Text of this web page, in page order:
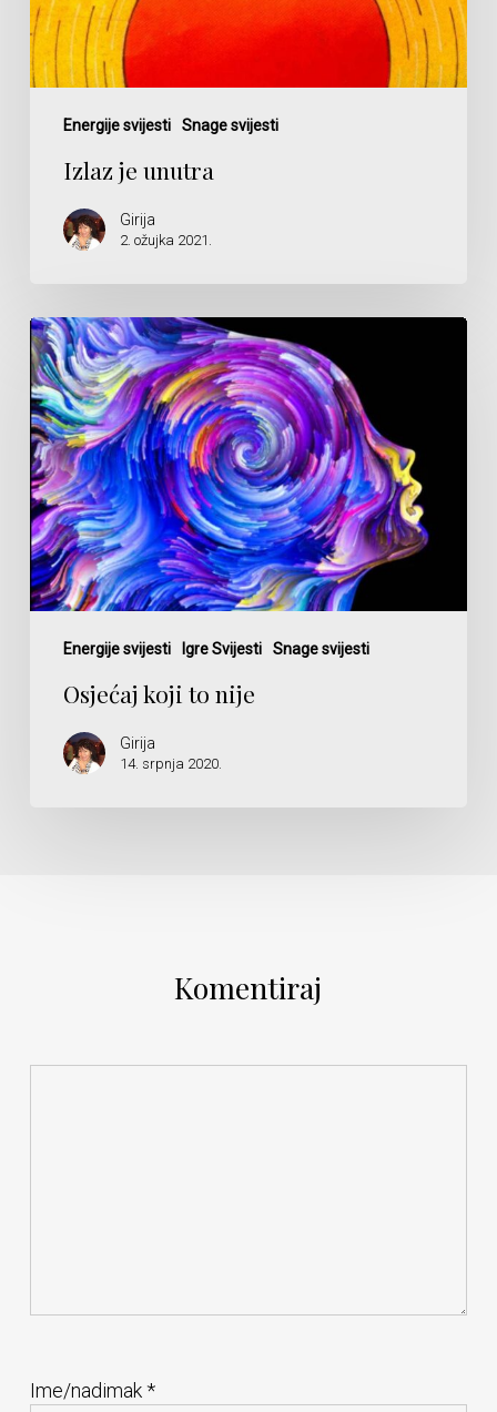
Energije svijesti Snage svijesti
Izlaz je unutra
Girija
2. ožujka 2021.
Energije svijesti Igre Svijesti Snage svijesti
Osjećaj
koji
to
nije
Osjećaj koji to nije
Girija
14. srpnja 2020.
Komentiraj
Ime/nadimak*